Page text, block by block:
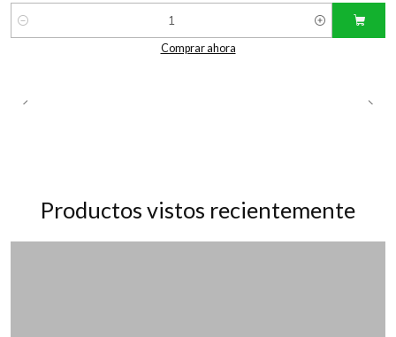
Cantidad
Comprar ahora
Productos vistos recientemente